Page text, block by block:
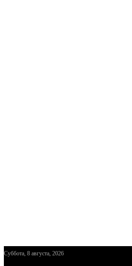
Суббота, 8 августа, 2026